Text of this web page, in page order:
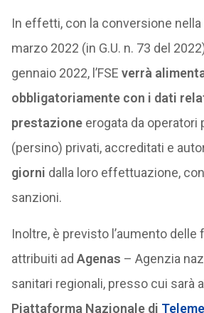
In effetti, con la conversione nella
marzo 2022 (in G.U. n. 73 del
gennaio 2022, l’FSE verrà
obbligatoriamente con i dati
prestazioneerogata da operatori
(persino) privati, accreditati e
giorni dalla loro effettuazione,
sanzioni.
Inoltre, è previsto l’aumento
attribuiti ad Agenas – Agenzia
sanitari regionali, presso cui sarà
Piattaforma Nazionale di